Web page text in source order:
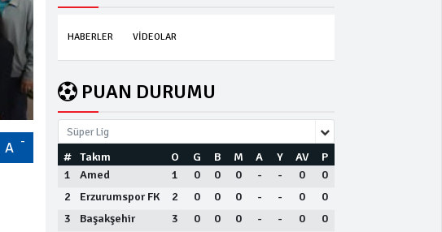
A
HABERLER VİDEOLAR
PUAN DURUMU
Süper Lig
# Takım O G B M A Y AV
P
1
Amed 1 0 0 0 - - 0
0
2
Erzurumspor FK 2 0 0 0 - - 0
0
3
Başakşehir 3 0 0 0 - - 0
0